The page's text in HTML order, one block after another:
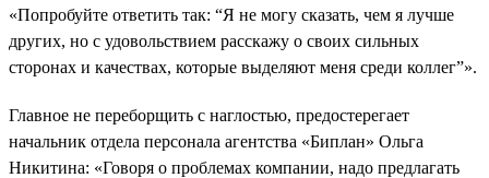
«Попробуйте ответить так: “Я не могу сказать, чем я лучше
других, но с удовольствием расскажу о своих сильных
сторонах и качествах, которые выделяют меня среди коллег”».
Главное не переборщить с наглостью, предостерегает
начальник отдела персонала агентства «Биплан» Ольга
Никитина: «Говоря о проблемах компании, надо предлагать